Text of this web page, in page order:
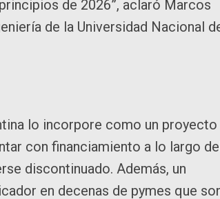
de 2026”, aclaró Marcos
de la Universidad Nacional
lo incorpore como un proyecto
con financiamiento a lo largo
discontinuado. Además, un
en decenas de pymes que